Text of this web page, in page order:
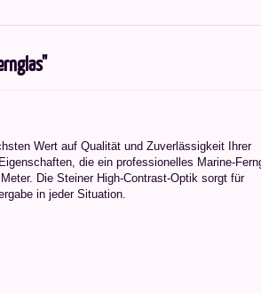
Wert auf Qualität und Zuverlässigkeit Ihrer
die ein professionelles Marine-
Die Steiner High-Contrast-Optik sorgt für
in jeder Situation.